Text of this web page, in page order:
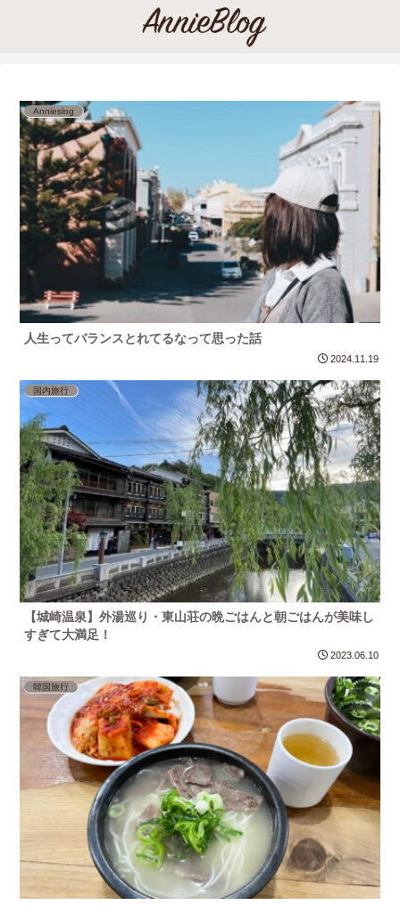
Annieslog
人生ってバランスとれてるなって思った話
2024.11.19
国内旅行
【城崎温泉】外湯巡り・東山荘の晩ごはんと朝ごはんが美味し
すぎて大満足！
2023.06.10
韓国旅行